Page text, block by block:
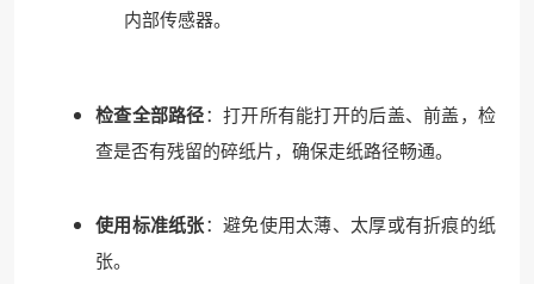
内部传感器。
检查全部路径：打开所有能打开的后盖、前盖，检
查是否有残留的碎纸片，确保走纸路径畅通。
使用标准纸张：避免使用太薄、太厚或有折痕的纸
张。